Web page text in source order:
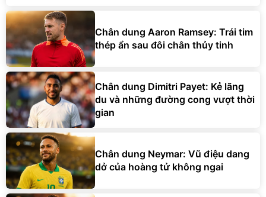
Chân dung Aaron Ramsey: Trái tim
thép ẩn sau đôi chân thủy tinh
Chân dung Dimitri Payet: Kẻ lãng
du và những đường cong vượt thời
gian
Chân dung Neymar: Vũ điệu dang
dở của hoàng tử không ngai